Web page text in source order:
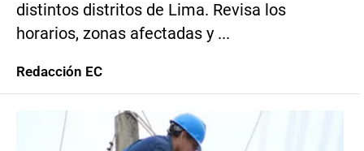
distintos distritos de Lima. Revisa los
horarios, zonas afectadas y ...
Redacción EC